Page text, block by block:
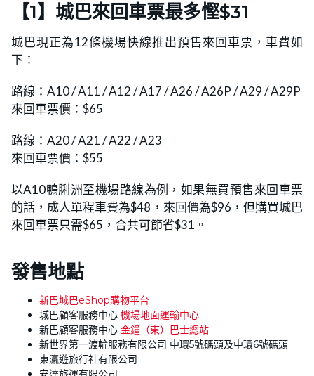
【1】城巴來回車票最多慳$31
城巴現正為12條機場快線推出預售來回車票，車費如
下：
路線：A10 / A11 / A12 / A17 / A26 / A26P / A29 / A29P
來回車票價：$65
路線：A20 / A21 / A22 / A23
來回車票價：$55
以A10鴨脷洲至機場路線為例，如果無買預售來回車票
的話，成人單程車費為$48，來回價為$96，但購買城巴
來回車票只需$65，合共可節省$31。
發售地點
新巴城巴eShop購物平台
城巴顧客服務中心 機場地面運輸中心
新巴顧客服務中心 金鐘（東）巴士總站
新世界第一渡輪服務有限公司 中環5號碼頭及中環6號碼頭
東瀛遊旅行社有限公司